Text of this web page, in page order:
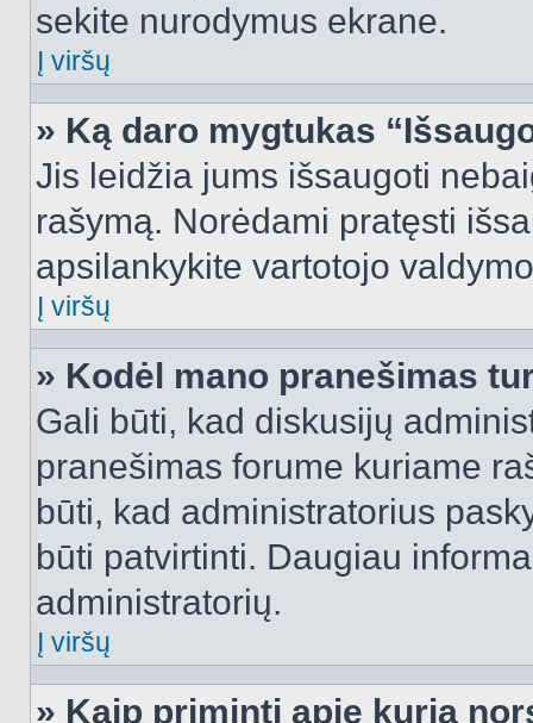
sekite nurodymus ekrane.
Į viršų
» Ką daro mygtukas
Jis leidžia jums išsaugoti
rašymą. Norėdami pratęsti
apsilankykite vartotojo
Į viršų
» Kodėl mano pranešimas
Gali būti, kad diskusijų
pranešimas forume kuriame
būti, kad administratorius
būti patvirtinti. Daugiau
administratorių.
Į viršų
» Kaip priminti apie kurią